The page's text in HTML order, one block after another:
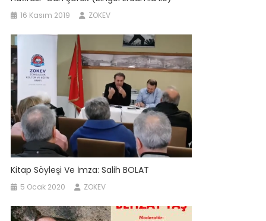
16 Kasım 2019 ZOKEV
Kitap Söyleşi Ve İmza: Salih BOLAT
5 Ocak 2020 ZOKEV